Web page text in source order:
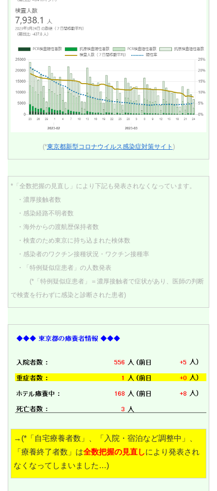
(*東京都新型コロナウイルス感染症対策サイト )
*「全数把握の見直し」により下記も発表されなくなっています。
・濃厚接触者数
・感染経路不明者数
・海外からの渡航歴保持者数
・検査のため東京に持ち込まれた検体数
・感染者のワクチン接種状況・ワクチン接種率
・「特例疑似症患者」の人数発表
(*「特例疑似症患者」＝濃厚接触者で症状があり、医師の判断
で検査を行わずに感染と診断された患者)
→(*「自宅療養者数」、「入院・宿泊など調整中」、
「療養終了者数」は全数把握の見直しにより発表され
なくなってしまいました…)